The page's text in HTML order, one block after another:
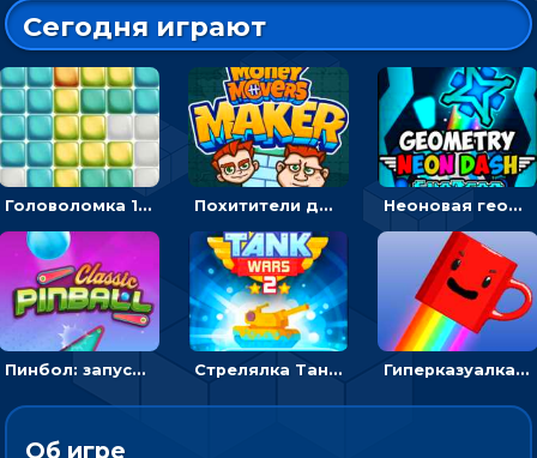
Сегодня играют
Головоломка 10х10 Похитители денег: управляйте друзьями и соберите все мешки с долларами Неоновая геометрия: прыгай через препятствия и собирай шары
Пинбол: запускать шарик, чтобы выбивать очки Стрелялка Танковые войны: бить по танку врага, чтобы уничтожить зло Гиперказуалка Летающая чашка кофе: двигаться и собирать кубики сахара
Об игре